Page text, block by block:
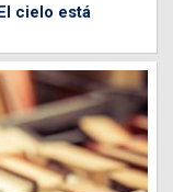
cielo está